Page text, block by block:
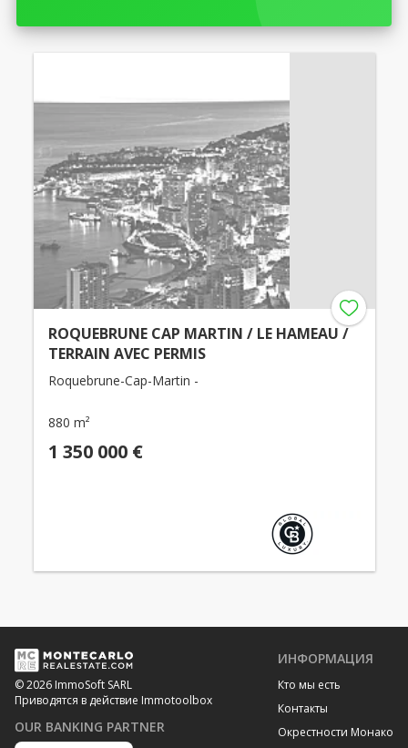
ROQUEBRUNE CAP MARTIN / LE HAMEAU /
TERRAIN AVEC PERMIS
Roquebrune-Cap-Martin -
880 m²
1 350 000 €
© 2026 ImmoSoft SARL
Приводятся в действие Immotoolbox
OUR BANKING PARTNER
ИНФОРМАЦИЯ
Кто мы есть
Контакты
Окрестности Монако